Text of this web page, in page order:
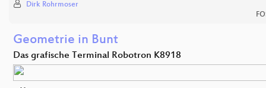
Dirk Rohrmoser
Geometrie in Bunt
Das grafische Terminal Robotron K8918